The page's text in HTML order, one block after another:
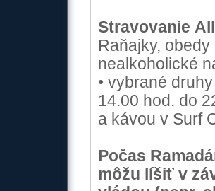
Stravovanie
Raňajky,
nealkoholické
• vybrané
14.00 hod. do
a kávou v Surf
Počas
môžu líšiť v